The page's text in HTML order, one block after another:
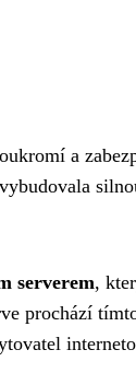
a
serverem,
prochází